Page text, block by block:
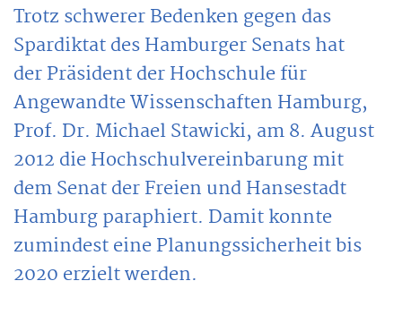
Trotz schwerer Bedenken gegen das
Spardiktat des Hamburger Senats hat
der Präsident der Hochschule für
Angewandte Wissenschaften Hamburg,
Prof. Dr. Michael Stawicki, am 8. August
2012 die Hochschulvereinbarung mit
dem Senat der Freien und Hansestadt
Hamburg paraphiert. Damit konnte
zumindest eine Planungssicherheit bis
2020 erzielt werden.